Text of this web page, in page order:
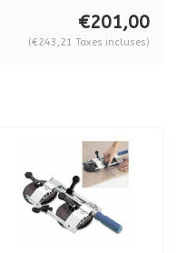
€201,00
(€243,21 Taxes incluses)